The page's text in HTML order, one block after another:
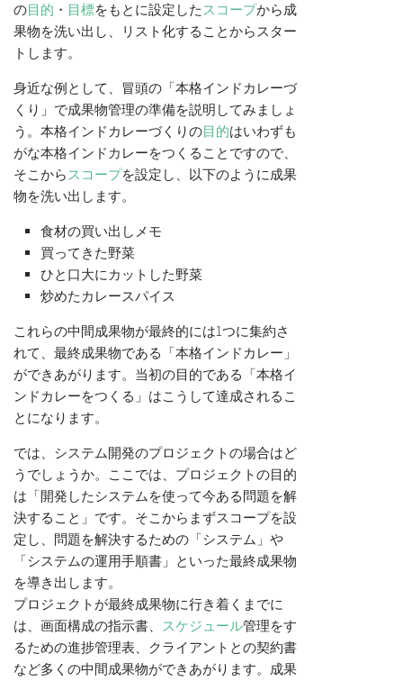
の目的 ・ 目標をもとに設定したスコープから成
果物を洗い出し、リスト化することからスター
トします。
身近な例として、冒頭の「本格インドカレーづ
くり」で成果物管理の準備を説明してみましょ
う。本格インドカレーづくりの目的はいわずも
がな本格インドカレーをつくることですので、
そこからスコープを設定し、以下のように成果
物を洗い出します。
食材の買い出しメモ
買ってきた野菜
ひと口大にカットした野菜
炒めたカレースパイス
これらの中間成果物が最終的には1つに集約さ
れて、最終成果物である「本格インドカレー」
ができあがります。当初の目的である「本格イ
ンドカレーをつくる」はこうして達成されるこ
とになります。
では、システム開発のプロジェクトの場合はど
うでしょうか。ここでは、プロジェクトの目的
は「開発したシステムを使って今ある問題を解
決すること」です。そこからまずスコープを設
定し、問題を解決するための「システム」や
「システムの運用手順書」といった最終成果物
を導き出します。
プロジェクトが最終成果物に行き着くまでに
は、画面構成の指示書、 スケジュール管理をす
るための進捗管理表、クライアントとの契約書
など多くの中間成果物ができあがります。成果